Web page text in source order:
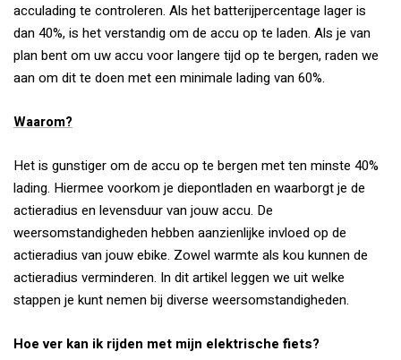
acculading te controleren. Als het batterijpercentage lager is
dan 40%, is het verstandig om de accu op te laden. Als je van
plan bent om uw accu voor langere tijd op te bergen, raden we
aan om dit te doen met een minimale lading van 60%.
Waarom?
Het is gunstiger om de accu op te bergen met ten minste 40%
lading. Hiermee voorkom je diepontladen en waarborgt je de
actieradius en levensduur van jouw accu. De
weersomstandigheden hebben aanzienlijke invloed op de
actieradius van jouw ebike. Zowel warmte als kou kunnen de
actieradius verminderen. In dit artikel leggen we uit welke
stappen je kunt nemen bij diverse weersomstandigheden.
Hoe ver kan ik rijden met mijn elektrische fiets?